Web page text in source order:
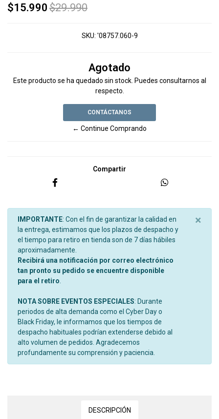
$15.990 $29.990
SKU: '08757.060-9
Agotado
Este producto se ha quedado sin stock. Puedes consultarnos al
respecto.
CONTÁCTANOS
← Continue Comprando
Compartir
IMPORTANTE: Con el fin de garantizar la calidad en
la entrega, estimamos que los plazos de despacho y
el tiempo para retiro en tienda son de 7 días hábiles
aproximadamente.
Recibirá una notificación por correo electrónico
tan pronto su pedido se encuentre disponible
para el retiro
NOTA SOBRE EVENTOS ESPECIALES: Durante
periodos de alta demanda como el Cyber Day o
Black Friday, le informamos que los tiempos de
despacho habituales podrían extenderse debido al
alto volumen de pedidos. Agradecemos
profundamente su comprensión y paciencia.
×
DESCRIPCIÓN